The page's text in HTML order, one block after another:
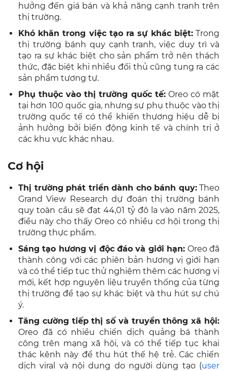
hưởng đến giá bán và khả năng cạnh tranh trên
thị trường.
Khó khăn trong việc tạo ra sự khác biệt:Trong
thị trường bánh quy cạnh tranh, việc duy trì và
tạo ra sự khác biệt cho sản phẩm trở nên thách
thức, đặc biệt khi nhiều đối thủ cũng tung ra các
sản phẩm tương tự.
Phụ thuộc vào thị trường quốc tế:Oreo có mặt
tại hơn 100 quốc gia, nhưng sự phụ thuộc vào thị
trường quốc tế có thể khiến thương hiệu dễ bị
ảnh hưởng bởi biến động kinh tế và chính trị ở
các khu vực khác nhau.
Cơ hội
Thị trường phát triển dành cho bánh quy:Theo
Grand View Research dự đoán thị trường bánh
quy toàn cầu sẽ đạt 44,01 tỷ đô la vào năm 2025,
điều này cho thấy Oreo có nhiều cơ hội trong thị
trường thực phẩm.
Sáng tạo hương vị độc đáo và giới hạn: Oreo đã
thành công với các phiên bản hương vị giới hạn
và có thể tiếp tục thử nghiệm thêm các hương vị
mới, kết hợp nguyên liệu truyền thống của từng
thị trường để tạo sự khác biệt và thu hút sự chú
ý.
Tăng cường tiếp thị số và truyền thông xã hội:
Oreo đã có nhiều chiến dịch quảng bá thành
công trên mạng xã hội, và có thể tiếp tục khai
thác kênh này để thu hút thế hệ trẻ. Các chiến
dịch viral và nội dung do người dùng tạo (user